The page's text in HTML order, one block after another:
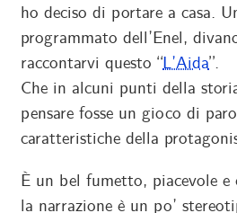
ho deciso di portare a casa.
programmato dell’Enel,
raccontarvi questo “L’Aida”.
Che in alcuni punti della
pensare fosse un gioco di
caratteristiche della
È un bel fumetto, piacevole e
la narrazione è un po’